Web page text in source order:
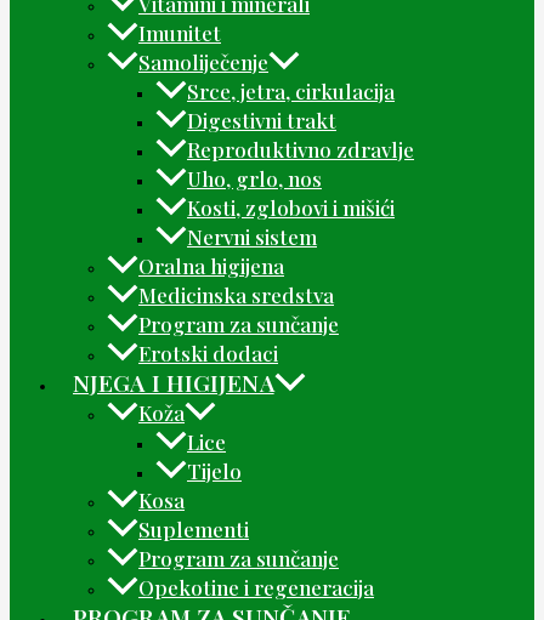
Imunitet
Samoliječenje
Srce, jetra, cirkulacija
Digestivni trakt
Reproduktivno zdravlje
Uho, grlo, nos
Kosti, zglobovi i mišići
Nervni sistem
Oralna higijena
Medicinska sredstva
Program za sunčanje
Erotski dodaci
NJEGA I HIGIJENA
Koža
Lice
Tijelo
Kosa
Suplementi
Program za sunčanje
Opekotine i regeneracija